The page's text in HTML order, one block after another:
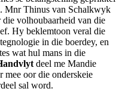
Mnr Thinus van Schalkwyk
die volhoubaarheid van die
Hy beklemtoon veral die
in die boerdey, en
wat hul mans in die
deel me Mandie
mee oor die onderskeie
sal word.